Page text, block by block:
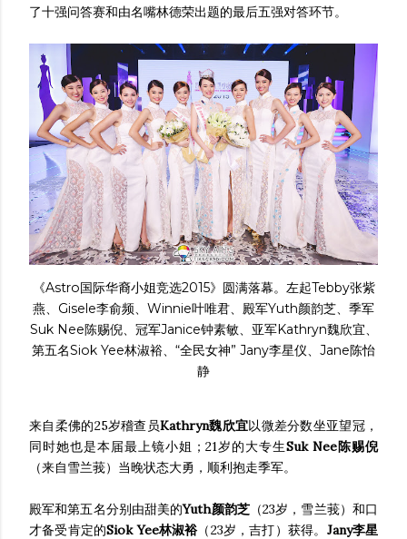
了十强问答赛和由名嘴林德荣出题的最后五强对答环节。
《Astro国际华裔小姐竞选2015》圆满落幕。左起Tebby张紫
燕、Gisele李俞频、Winnie叶唯君、殿军Yuth颜韵芝、季军
Suk Nee陈赐倪、冠军Janice钟素敏、亚军Kathryn魏欣宜、
第五名Siok Yee林淑裕、“全民女神” Jany李星仪、Jane陈怡
静
来自柔佛的25岁稽查员Kathryn魏欣宜以微差分数坐亚望冠，
同时她也是本届最上镜小姐；21岁的大专生Suk Nee陈赐倪
（来自雪兰莪）当晚状态大勇，顺利抱走季军。
殿军和第五名分别由甜美的Yuth颜韵芝（23岁，雪兰莪）和口
才备受肯定的Siok Yee林淑裕（23岁，吉打）获得。 Jany李星